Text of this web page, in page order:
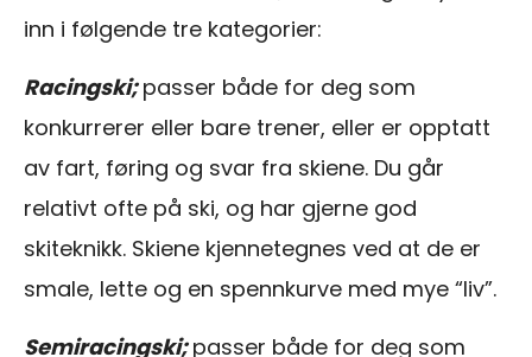
inn i følgende tre kategorier:
Racingski;passer både for deg som
konkurrerer eller bare trener, eller er opptatt
av fart, føring og svar fra skiene. Du går
relativt ofte på ski, og har gjerne god
skiteknikk. Skiene kjennetegnes ved at de er
smale, lette og en spennkurve med mye “liv”.
Semiracingski;passer både for deg som